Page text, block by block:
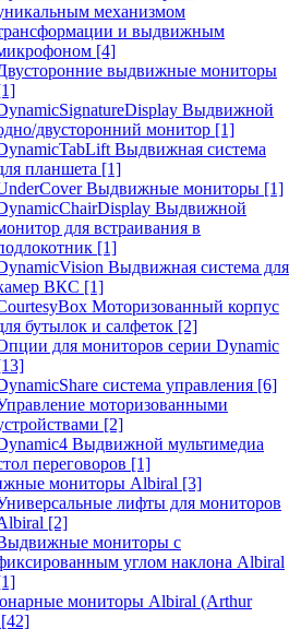
механизмом
и выдвижным
[4]
выдвижные мониторы
Выдвижной
двусторонний монитор [1]
Выдвижная система
планшета [1]
Выдвижные мониторы [1]
Выдвижной
для встраивания в
[1]
Выдвижная система для
ВКС [1]
Моторизованный корпус
бутылок и салфеток [2]
для мониторов серии Dynamic
система управления [6]
моторизованными
[2]
Выдвижной мультимедиа
переговоров [1]
мониторы Albiral [3]
лифты для мониторов
[2]
мониторы с
углом наклона Albiral
мониторы Albiral (Arthur
[42]